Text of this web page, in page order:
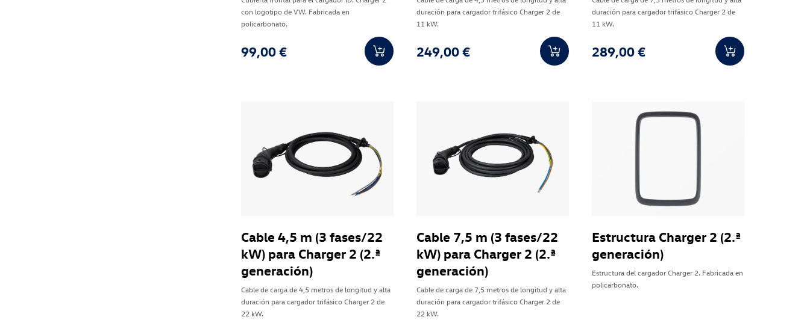
con logotipo de VW. Fabricada en
policarbonato.
99,00 €
duración para cargador trifásico Charger 2 de
11 kW.
249,00 €
duración para cargador trifásico Charger 2 de
11 kW.
289,00 €
Cable 4,5 m (3 fases/22
kW) para Charger 2 (2.ª
generación)
Cable de carga de 4,5 metros de longitud y alta
duración para cargador trifásico Charger 2 de
22 kW.
Cable 7,5 m (3 fases/22
kW) para Charger 2 (2.ª
generación)
Cable de carga de 7,5 metros de longitud y alta
duración para cargador trifásico Charger 2 de
22 kW.
Estructura Charger 2 (2.ª
generación)
Estructura del cargador Charger 2. Fabricada en
policarbonato.